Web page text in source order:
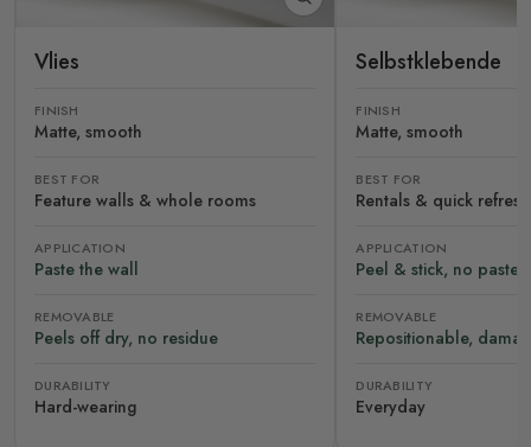
Vlies
FINISH
Matte, smooth
BEST FOR
Feature walls & whole rooms
APPLICATION
Paste the wall
REMOVABLE
Peels off dry, no residue
DURABILITY
Hard-wearing
Selbstklebende
FINISH
Matte, smooth
BEST FOR
Rentals & quick
APPLICATION
Peel & stick, no paste
REMOVABLE
Repositionable,
DURABILITY
Everyday